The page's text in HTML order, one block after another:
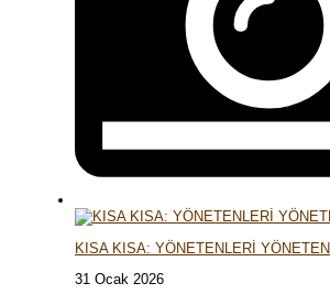
KISA KISA: YÖNETENLERİ YÖNETEN
31 Ocak 2026